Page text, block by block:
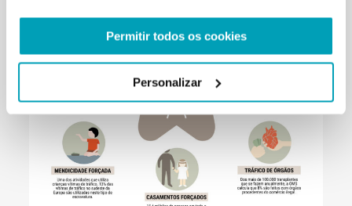
Permitir todos os cookies
Personalizar